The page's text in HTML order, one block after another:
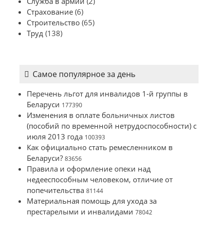
Страхование (6)
Строительство (65)
Труд (138)
Самое популярное за день
Перечень льгот для инвалидов 1-й группы в
Беларуси 177390
Изменения в оплате больничных листов
(пособий по временной нетрудоспособности) с
июля 2013 года 100393
Как официально стать ремесленником в
Беларуси? 83656
Правила и оформление опеки над
недееспособным человеком, отличие от
попечительства 81144
Материальная помощь для ухода за
престарелыми и инвалидами 78042